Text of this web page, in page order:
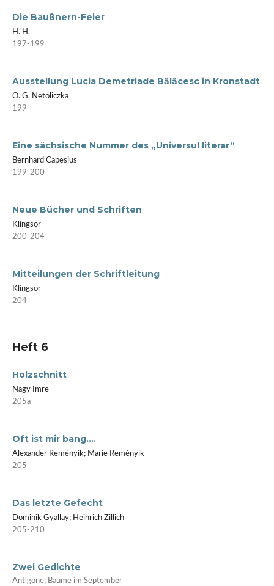
Die Baußnern-Feier
H. H.
197-199
Ausstellung Lucia Demetriade Bălăcesc in Kronstadt
O. G. Netoliczka
199
Eine sächsische Nummer des „Universul literar“
Bernhard Capesius
199-200
Neue Bücher und Schriften
Klingsor
200-204
Mitteilungen der Schriftleitung
Klingsor
204
Heft 6
Holzschnitt
Nagy Imre
205a
Oft ist mir bang....
Alexander Reményik; Marie Reményik
205
Das letzte Gefecht
Dominik Gyallay; Heinrich Zillich
205-210
Zwei Gedichte
Antigone; Bäume im September